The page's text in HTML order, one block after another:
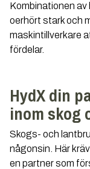
Kombinationen av
oerhört stark och
maskintillverkare
fördelar.
HydX din
inom skog
Skogs- och
någonsin. Här
en partner som